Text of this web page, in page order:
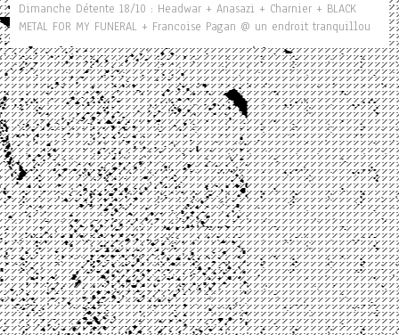
Dimanche Détente 18/10 : Headwar + Anasazi + Charnier + BLACK
METAL FOR MY FUNERAL + Francoise Pagan @ un endroit tranquillou